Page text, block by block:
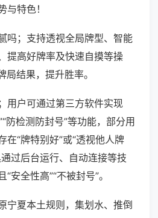
与特色！
吗；支持透视全局牌型、智能
提高好牌率及快速自摸等操
结果，提升胜率。
用户可通过第三方软件实现
防检测防封号”等功能，部分用
在“牌特别好”或“透视他人牌
过后台运行、自动连接等技
安全性高”“不被封号”。
宁夏本土规则，集划水、推倒